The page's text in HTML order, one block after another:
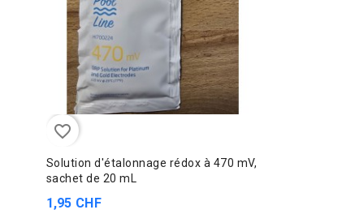
favorite_border
Solution d'étalonnage rédox à 470 mV,
sachet de 20 mL
1,95 CHF